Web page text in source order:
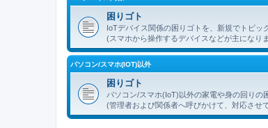
困りゴト
IoTデバイス関係の困りゴトを、新規でトピッ
(スマホから操作するデバイスなどが主になり
パソコン/スマホ(IOT)以外
困りゴト
パソコン/スマホ(IoT)以外の家電や身の回りの
(管理者および関係者へ呼びかけて、対応させ